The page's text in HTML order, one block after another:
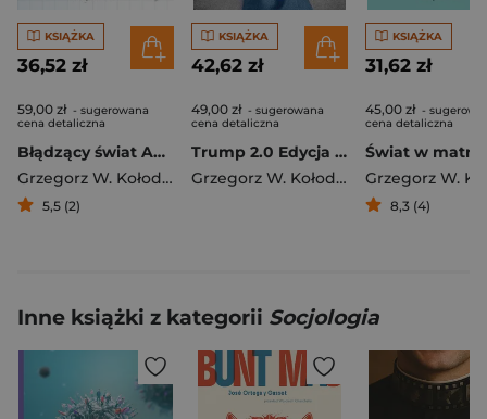
KSIĄŻKA
36,52 zł
59,00 zł - sugerowana
cena detaliczna
Błądzący świat Absurd i rozsądek w ekonomii i polityce
Grzegorz W. Kołodko
5,5 (2)
KSIĄŻKA
42,62 zł
49,00 zł - sugerowana
cena detaliczna
Trump 2.0 Edycja limitowana z autografem
Grzegorz W. Kołodko
KSIĄŻKA
31,62 zł
45,00 zł -
cena detaliczna
8,3 (4)
Inne książki z kategorii Socjologia